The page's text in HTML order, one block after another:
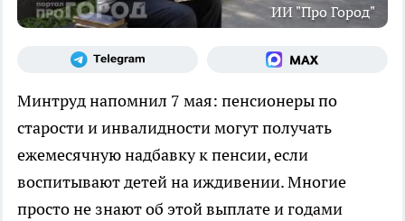
ИИ "Про Город"
Минтруд напомнил 7 мая: пенсионеры по
старости и инвалидности могут получать
ежемесячную надбавку к пенсии, если
воспитывают детей на иждивении. Многие
просто не знают об этой выплате и годами